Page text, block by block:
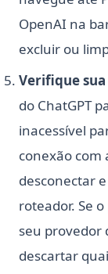
OpenAI na
excluir ou
Verifique
do ChatGPT
inacessível
conexão com
desconectar
roteador. Se
seu provedor
descartar